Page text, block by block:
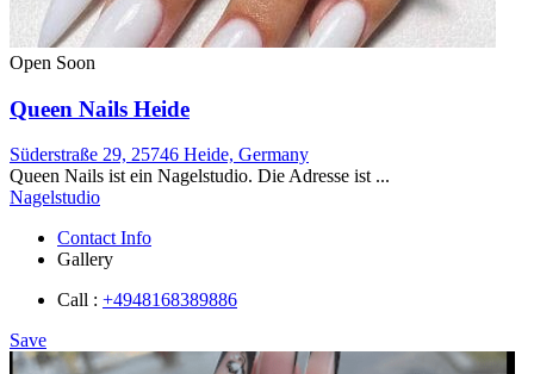
Open Soon
Queen Nails Heide
Süderstraße 29, 25746 Heide, Germany
Queen Nails ist ein Nagelstudio. Die Adresse ist ...
Nagelstudio
Contact Info
Gallery
Call : +4948168389886
Save